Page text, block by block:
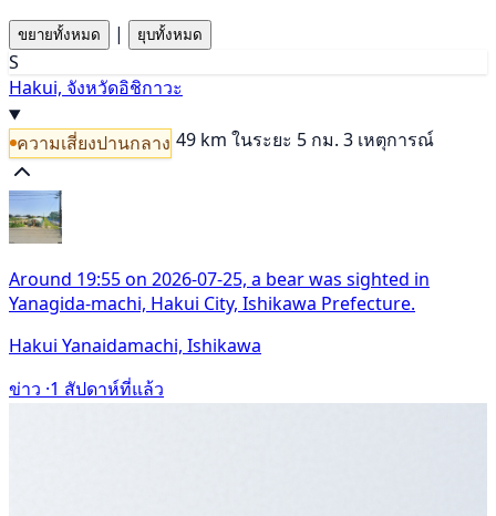
ขยายทั้งหมด | ยุบทั้งหมด
S
Hakui, จังหวัดอิชิกาวะ
ความเสี่ยงปานกลาง 49 km ในระยะ 5 กม. 3 เหตุการณ์
Around 19:55 on 2026-07-25, a bear was sighted in
Yanagida-machi, Hakui City, Ishikawa Prefecture.
Hakui Yanaidamachi, Ishikawa
ข่าว ·1 สัปดาห์ที่แล้ว